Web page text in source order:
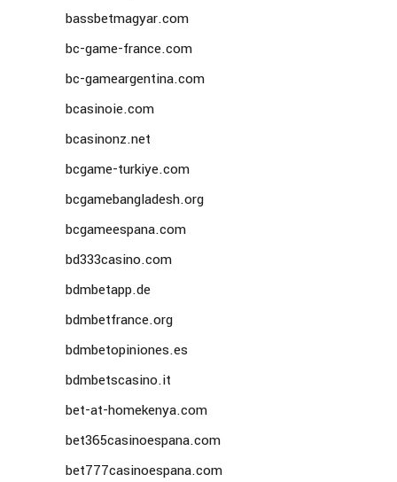
bassbetmagyar.com
bc-game-france.com
bc-gameargentina.com
bcasinoie.com
bcasinonz.net
bcgame-turkiye.com
bcgamebangladesh.org
bcgameespana.com
bd333casino.com
bdmbetapp.de
bdmbetfrance.org
bdmbetopiniones.es
bdmbetscasino.it
bet-at-homekenya.com
bet365casinoespana.com
bet777casinoespana.com